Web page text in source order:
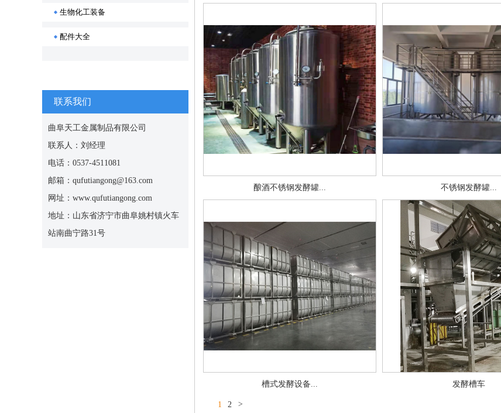
生物化工装备
配件大全
联系我们
曲阜天工金属制品有限公司
联系人：刘经理
电话：0537-4511081
邮箱：qufutiangong@163.com
网址：www.qufutiangong.com
地址：山东省济宁市曲阜姚村镇火车
站南曲宁路31号
酿酒不锈钢发酵罐... 不锈钢发酵罐...
槽式发酵设备... 发酵槽车
1 2 >